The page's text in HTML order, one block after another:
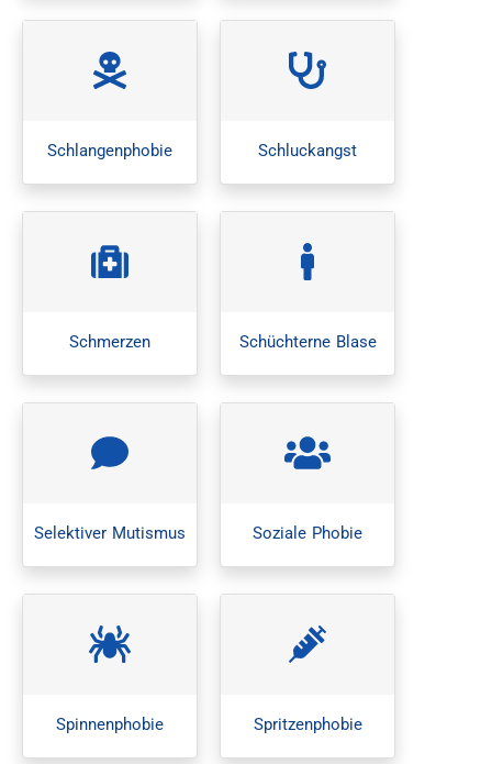
Schlangenphobie Schluckangst
Schmerzen Schüchterne Blase
Selektiver Mutismus Soziale Phobie
Spinnenphobie Spritzenphobie